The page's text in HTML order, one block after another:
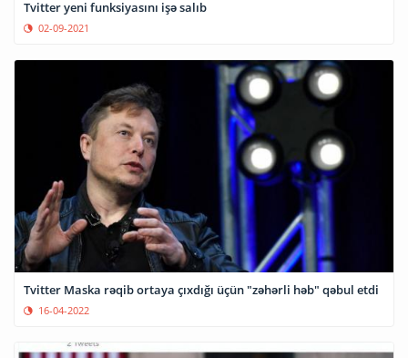
Tvitter yeni funksiyasını işə salıb
02-09-2021
Tvitter Maska rəqib ortaya çıxdığı üçün "zəhərli həb" qəbul etdi
16-04-2022